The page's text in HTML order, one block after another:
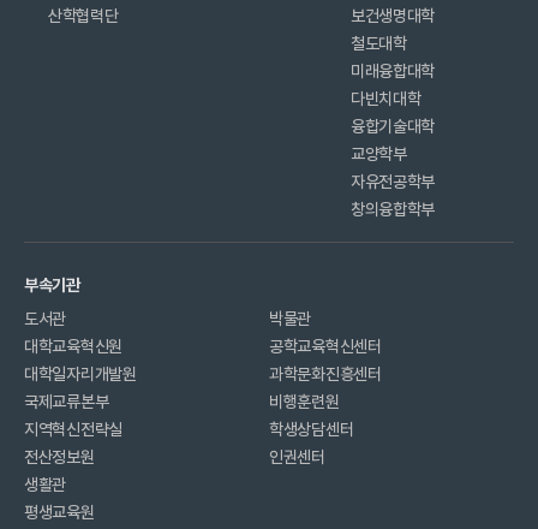
산학협력단
보건생명대학
철도대학
미래융합대학
다빈치대학
융합기술대학
교양학부
자유전공학부
창의융합학부
부속기관
도서관
대학교육혁신원
대학일자리개발원
국제교류본부
지역혁신전략실
전산정보원
생활관
평생교육원
박물관
공학교육혁신센터
과학문화진흥센터
비행훈련원
학생상담센터
인권센터